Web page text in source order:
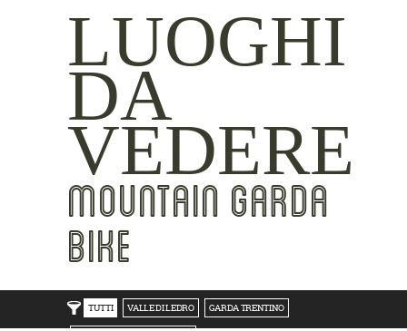
LUOGHI
DA
VEDERE
MOUNTAIN GARDA
BIKE
TUTTI VALLE DI LEDRO GARDA TRENTINO